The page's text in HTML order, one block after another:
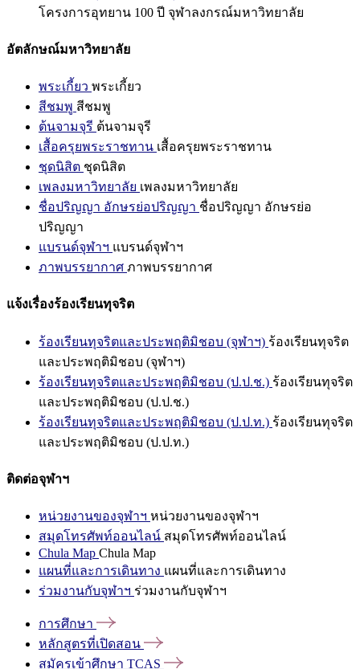
โครงการอุทยาน 100 ปี จุฬาลงกรณ์มหาวิทยาลัย
อัตลักษณ์มหาวิทยาลัย
พระเกี้ยว พระเกี้ยว
สีชมพู สีชมพู
ต้นจามจุรี ต้นจามจุรี
เสื้อครุยพระราชทาน เสื้อครุยพระราชทาน
ชุดนิสิต ชุดนิสิต
เพลงมหาวิทยาลัย เพลงมหาวิทยาลัย
ชื่อปริญญา อักษรย่อปริญญา ชื่อปริญญา อักษรย่อ
ปริญญา
แบรนด์จุฬาฯ แบรนด์จุฬาฯ
ภาพบรรยากาศ ภาพบรรยากาศ
แจ้งเรื่องร้องเรียนทุจริต
ร้องเรียนทุจริตและประพฤติมิชอบ (จุฬาฯ) ร้องเรียนทุจริต
และประพฤติมิชอบ (จุฬาฯ)
ร้องเรียนทุจริตและประพฤติมิชอบ (ป.ป.ช.) ร้องเรียนทุจริต
และประพฤติมิชอบ (ป.ป.ช.)
ร้องเรียนทุจริตและประพฤติมิชอบ (ป.ป.ท.) ร้องเรียนทุจริต
และประพฤติมิชอบ (ป.ป.ท.)
ติดต่อจุฬาฯ
หน่วยงานของจุฬาฯ หน่วยงานของจุฬาฯ
สมุดโทรศัพท์ออนไลน์ สมุดโทรศัพท์ออนไลน์
Chula Map Chula Map
แผนที่และการเดินทาง แผนที่และการเดินทาง
ร่วมงานกับจุฬาฯ ร่วมงานกับจุฬาฯ
การศึกษา
หลักสูตรที่เปิดสอน
สมัครเข้าศึกษา TCAS